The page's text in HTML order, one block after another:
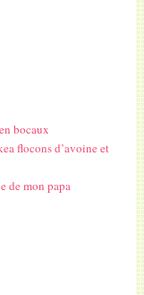
bocaux
flocons d’avoine et
de mon papa